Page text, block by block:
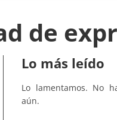
de
Lo más leído
Lo lamentamos. No
aún.